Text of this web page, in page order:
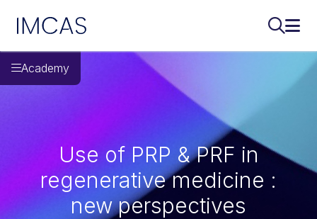
IMCAS
Academy
Use of PRP & PRF in
regenerative medicine :
new perspectives